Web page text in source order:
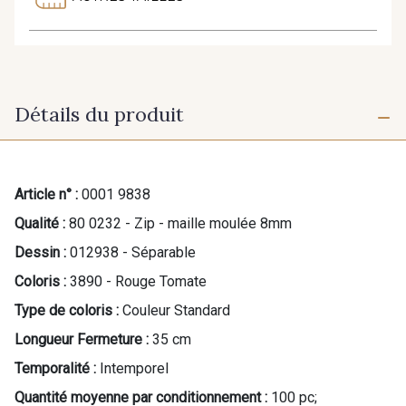
Détails du produit
Article n° : 0001 9838
Qualité : 80 0232 - Zip - maille moulée 8mm
Dessin : 012938 - Séparable
Coloris : 3890 - Rouge Tomate
Type de coloris : Couleur Standard
Longueur Fermeture : 35 cm
Temporalité : Intemporel
Quantité moyenne par conditionnement : 100 pc;